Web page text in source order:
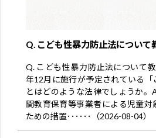
Q. こども性暴力防止法について
Q. こども性暴力防止法について
年12月に施行が予定されている「
とはどのような法律でしょうか。
間教育保育等事業者による児童対
ための措置･･････（2026-08-04）